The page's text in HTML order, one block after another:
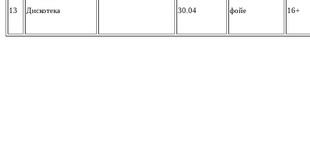
13 Дискотека 30.04 фойе 16+